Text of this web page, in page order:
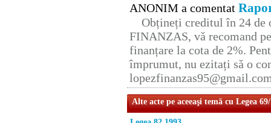
ANONIM a comentat
Obțineți creditul în 24 de
FINANZAS, vă recomand
finanțare la cota de 2%.
împrumut, nu ezitați să o
Alte acte pe aceeaşi temă cu Legea